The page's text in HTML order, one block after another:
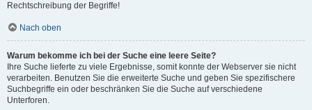
Rechtschreibung der Begriffe!
Nach oben
Warum bekomme ich bei der Suche eine leere Seite?
Ihre Suche lieferte zu viele Ergebnisse, somit konnte der Webserver sie nicht
verarbeiten. Benutzen Sie die erweiterte Suche und geben Sie spezifischere
Suchbegriffe ein oder beschränken Sie die Suche auf verschiedene
Unterforen.